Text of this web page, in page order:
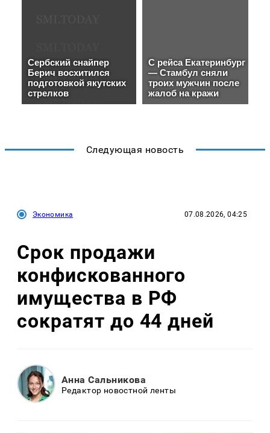
Следующая новость
Экономика 07.08.2026, 04:25
Срок продажи
конфискованного
имущества в РФ
сократят до 44 дней
Анна Сальникова
Редактор новостной ленты